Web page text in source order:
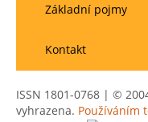
Základní pojmy
Kontakt
ISSN 1801-0768 | ©
vyhrazena. Používáním